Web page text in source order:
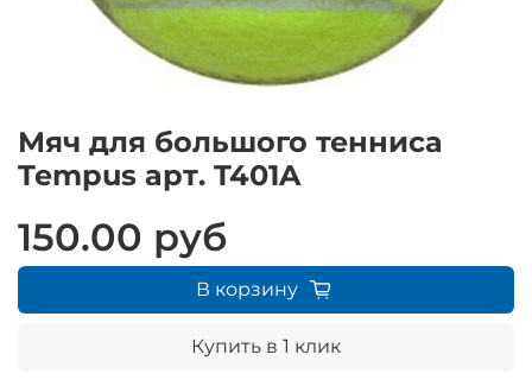
Мяч для большого тенниса
Tempus арт. T401A
150.00 руб
В корзину
Купить в 1 клик